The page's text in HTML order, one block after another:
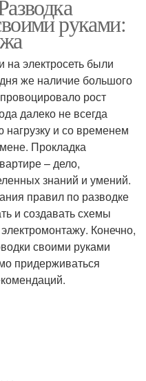
руками:
на электросеть были
же наличие большого
рост
далеко не всегда
и со временем
Прокладка
– дело,
знаний и умений.
правил по разводке
и создавать схемы
Конечно,
своими руками
придерживаться